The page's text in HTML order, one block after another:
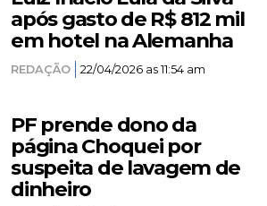
após gasto de R$ 812 mil
em hotel na Alemanha
REDAÇÃO 22/04/2026 as 11:54 am
PF prende dono da
página Choquei por
suspeita de lavagem de
dinheiro